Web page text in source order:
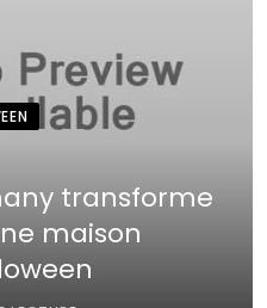
transforme
maison